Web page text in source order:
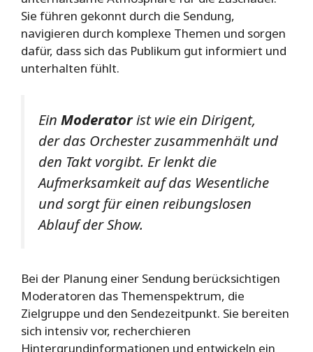
Sie führen gekonnt durch die Sendung,
navigieren durch komplexe Themen und sorgen
dafür, dass sich das Publikum gut informiert und
unterhalten fühlt.
Ein Moderatorist wie ein Dirigent,
der das Orchester zusammenhält und
den Takt vorgibt. Er lenkt die
Aufmerksamkeit auf das Wesentliche
und sorgt für einen reibungslosen
Ablauf der Show.
Bei der Planung einer Sendung berücksichtigen
Moderatoren das Themenspektrum, die
Zielgruppe und den Sendezeitpunkt. Sie bereiten
sich intensiv vor, recherchieren
Hintergrundinformationen und entwickeln ein